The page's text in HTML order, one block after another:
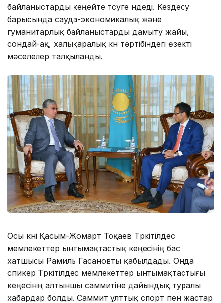
байланыстарды кеңейте түсуге үндеді. Кездесу
барысында сауда-экономикалық және
гуманитарлық байланыстарды дамыту жайы,
сондай-ақ, халықаралық күн тәртібіндегі өзекті
мәселелер талқыланды.
Осы күні Қасым-Жомарт Тоқаев Түркітілдес
мемлекеттер ынтымақтастық кеңесінің бас
хатшысы Рамиль Гасановты қабылдады. Онда
спикер Түркітілдес мемлекеттер ынтымақтастығы
кеңесінің алтыншы саммитіне дайындық туралы
хабардар болды. Саммит ұлттық спорт пен жастар